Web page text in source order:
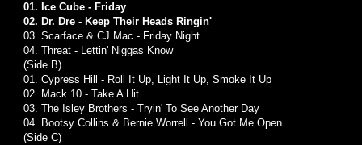
01. Ice Cube - Friday
02. Dr. Dre - Keep Their Heads Ringin'
03. Scarface & CJ Mac - Friday Night
04. Threat - Lettin' Niggas Know
(Side B)
01. Cypress Hill - Roll It Up, Light It Up, Smoke It Up
02. Mack 10 - Take A Hit
03. The Isley Brothers - Tryin' To See Another Day
04. Bootsy Collins & Bernie Worrell - You Got Me Open
(Side C)